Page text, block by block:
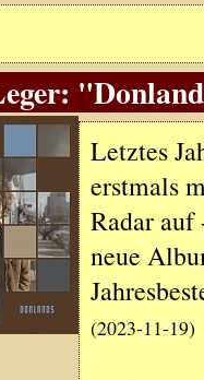
Letztes
erstmals
Radar
neue
(2023-11-19)